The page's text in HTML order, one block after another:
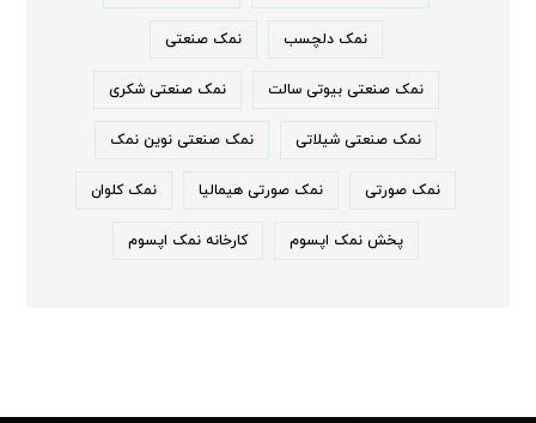
نمک دلچسب نمک صنعتی
نمک صنعتی بیوتی سالت نمک صنعتی شکری
نمک صنعتی شیلاتی نمک صنعتی نوین نمک
نمک صورتی نمک صورتی هیمالیا نمک کلوان
پخش نمک اپسوم کارخانه نمک اپسوم